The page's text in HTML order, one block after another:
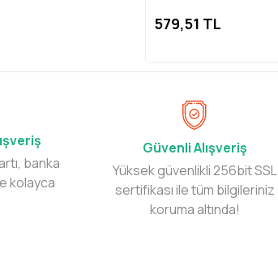
579,51 TL
banka
kolayca
Güvenli Alışveriş
Yüksek güvenlikli 256bit SSL
sertifikası ile tüm bilgileriniz
koruma altında!